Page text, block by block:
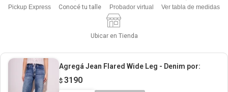
Pickup Express Conocé tu talle Probador virtual Ver tabla de medidas
Ubicar en Tienda
Agregá Jean Flared Wide Leg - Denim por:
$ 3190